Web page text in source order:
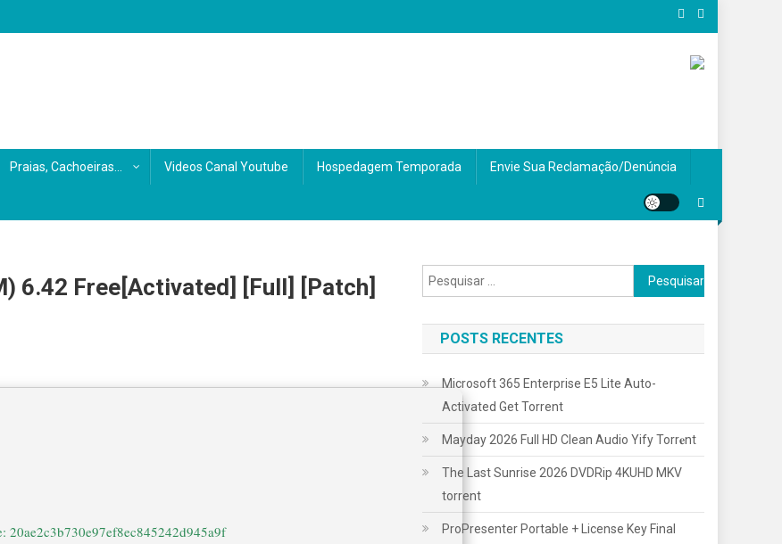
Praias, Cachoeiras… Videos Canal Youtube Hospedagem Temporada Envie Sua Reclamação/Denúncia
6.42 Free[Activated] [Full] [Patch]
20ae2c3b730e97ef8ec845242d945a9f
Pesquisar
por:
POSTS RECENTES
Microsoft 365 Enterprise E5 Lite Auto-
Activated Gеt Torrent
Mayday 2026 Full HD Clean Audio Yify Torr𝐞nt
The Last Sunrise 2026 DVDRip 4KUHD MKV
torrent
ProPresenter Portable + License Key Final